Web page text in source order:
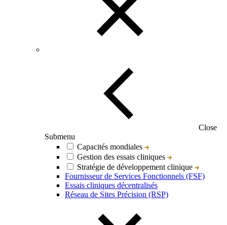
Close
Submenu
Capacités mondiales
Gestion des essais cliniques
Stratégie de développement clinique
Fournisseur de Services Fonctionnels (FSF)
Essais cliniques décentralisés
Réseau de Sites Précision (RSP)